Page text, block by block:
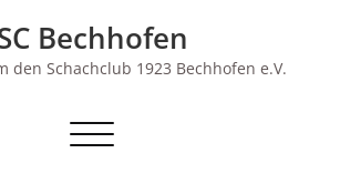
Bechhofen
den Schachclub 1923 Bechhofen e.V.
Schalte